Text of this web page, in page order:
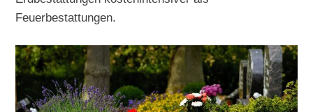
Feuerbestattungen.